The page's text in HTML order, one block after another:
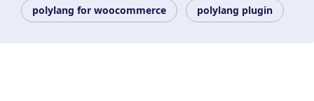
polylang for woocommerce polylang plugin